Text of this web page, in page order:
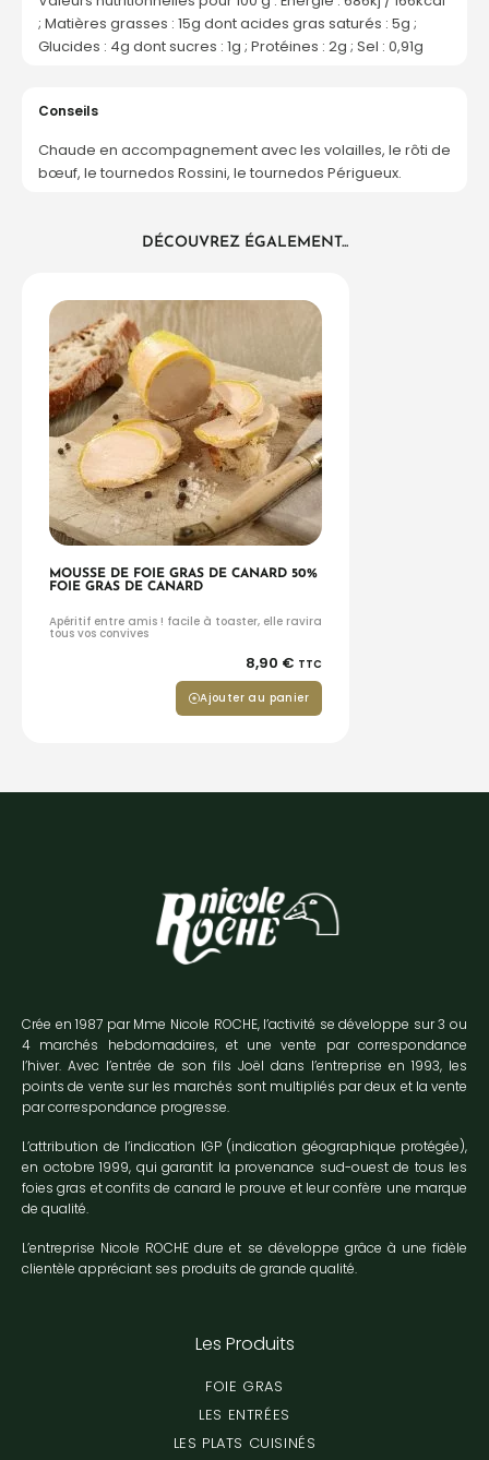
; Matières grasses : 15g dont acides gras saturés : 5g ;
Glucides : 4g dont sucres : 1g ; Protéines : 2g ; Sel : 0,91g
Conseils
Chaude en accompagnement avec les volailles, le rôti de
bœuf, le tournedos Rossini, le tournedos Périgueux.
DÉCOUVREZ ÉGALEMENT...
MOUSSE DE FOIE GRAS DE CANARD 50%
FOIE GRAS DE CANARD
Apéritif entre amis ! facile à toaster, elle ravira
tous vos convives
8,90 € TTC
Ajouter au panier
Crée en 1987 par Mme Nicole ROCHE, l’activité se développe sur 3 ou
4 marchés hebdomadaires, et une vente par correspondance
l’hiver. Avec l’entrée de son fils Joël dans l’entreprise en 1993, les
points de vente sur les marchés sont multipliés par deux et la vente
par correspondance progresse.
L’attribution de l’indication IGP (indication géographique protégée),
en octobre 1999, qui garantit la provenance sud-ouest de tous les
foies gras et confits de canard le prouve et leur confère une marque
de qualité.
L’entreprise Nicole ROCHE dure et se développe grâce à une fidèle
clientèle appréciant ses produits de grande qualité.
Les Produits
FOIE GRAS
LES ENTRÉES
LES PLATS CUISINÉS